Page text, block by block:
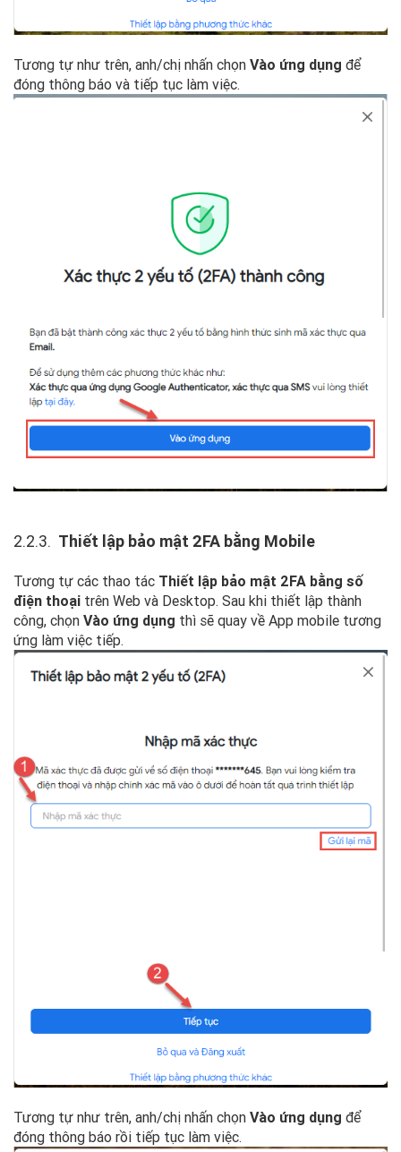
Tương tự như trên, anh/chị nhấn chọn Vào ứng dụng để
đóng thông báo và tiếp tục làm việc.
2.2.3. Thiết lập bảo mật 2FA bằng Mobile
Tương tự các thao tác Thiết lập bảo mật 2FA bằng số
điện thoại trên Web và Desktop. Sau khi thiết lập thành
công, chọn Vào ứng dụng thì sẽ quay về App mobile tương
ứng làm việc tiếp.
Tương tự như trên, anh/chị nhấn chọn Vào ứng dụng để
đóng thông báo rồi tiếp tục làm việc.